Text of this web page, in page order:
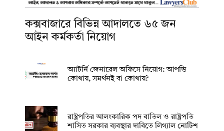
কক্সবাজারে বিভিন্ন আদালতে ৬৫ জন
আইন কর্মকর্তা নিয়োগ
অ্যাটর্নি জেনারেল অফিসে নিয়োগ: আপত্তি
কোথায়, সমর্থনই বা কোথায়?
রাষ্ট্রপতির আলংকারিক পদ বাতিল ও রাষ্ট্রপতি
শাসিত সরকার ব্যবস্থার দাবিতে লিগ্যাল নোটিশ